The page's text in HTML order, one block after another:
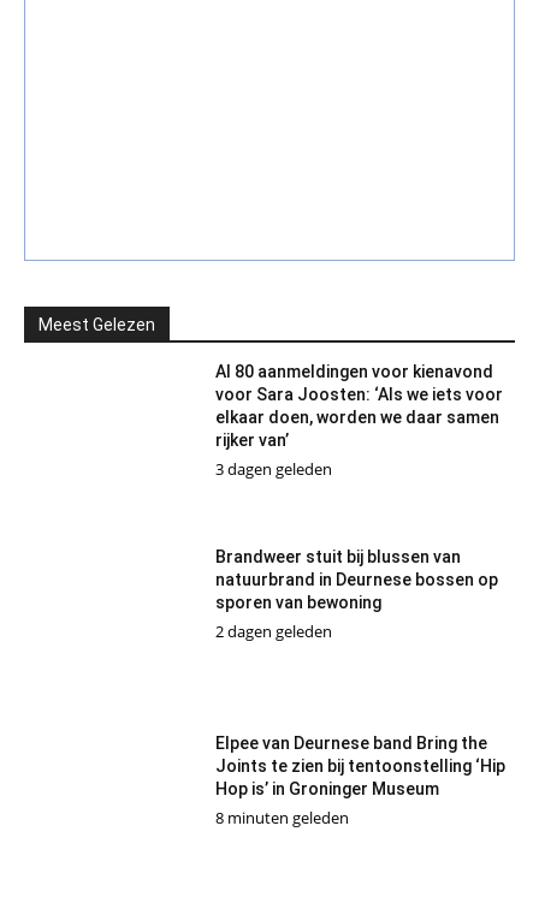
Meest Gelezen
Al 80 aanmeldingen voor kienavond
voor Sara Joosten: ‘Als we iets voor
elkaar doen, worden we daar samen
rijker van’
3 dagen geleden
Brandweer stuit bij blussen van
natuurbrand in Deurnese bossen op
sporen van bewoning
2 dagen geleden
Elpee van Deurnese band Bring the
Joints te zien bij tentoonstelling ‘Hip
Hop is’ in Groninger Museum
8 minuten geleden